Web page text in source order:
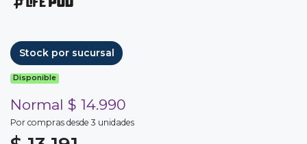
Stock por sucursal
Disponible
Normal $ 14.990
Por compras desde 3 unidades